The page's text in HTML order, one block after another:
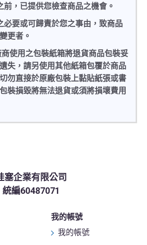
，已提供您檢查商品之機會。
要或可歸責於您之事由，致商品
更者。
使用之包裝紙箱將退貨商品包裝妥
失，請另使用其他紙箱包覆於商品
勿直接於原廠包裝上黏貼紙張或書
裝損毀將無法退貨或須將損壞費用
塞企業有限公司
統編60487071
我的帳號
我的帳號